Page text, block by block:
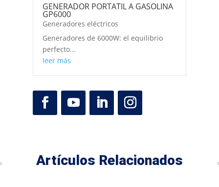
GENERADOR PORTATIL A GASOLINA
GP6000
Generadores eléctricos
Generadores de 6000W: el equilibrio
perfecto...
leer más
Artículos Relacionados